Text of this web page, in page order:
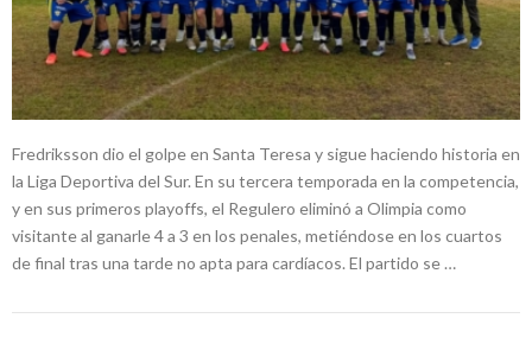
Fredriksson dio el golpe en Santa Teresa y sigue haciendo historia en
la Liga Deportiva del Sur. En su tercera temporada en la competencia,
y en sus primeros playoffs, el Regulero eliminó a Olimpia como
visitante al ganarle 4 a 3 en los penales, metiéndose en los cuartos
de final tras una tarde no apta para cardíacos. El partido se …